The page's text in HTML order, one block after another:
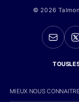
© 2026
MIEUX NOUS CONNAITRE